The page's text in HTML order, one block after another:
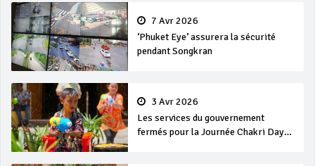
7 Avr 2026
‘Phuket Eye’ assurera la sécurité
pendant Songkran
3 Avr 2026
Les services du gouvernement
fermés pour la Journée Chakri Day